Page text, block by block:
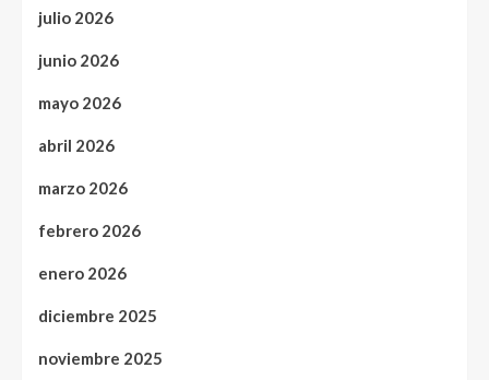
julio 2026
junio 2026
mayo 2026
abril 2026
marzo 2026
febrero 2026
enero 2026
diciembre 2025
noviembre 2025